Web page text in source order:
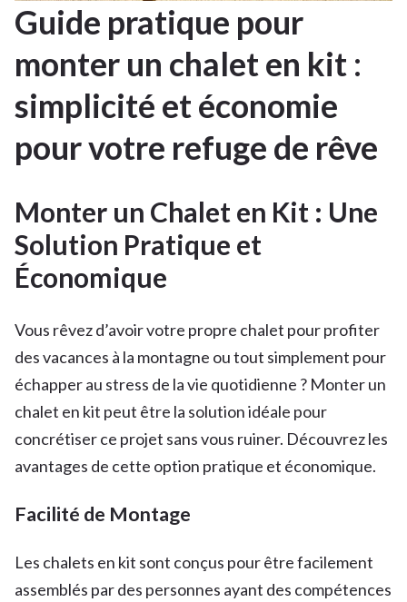
Guide pratique pour
monter un chalet en kit :
simplicité et économie
pour votre refuge de rêve
Monter un Chalet en Kit : Une
Solution Pratique et
Économique
Vous rêvez d’avoir votre propre chalet pour profiter
des vacances à la montagne ou tout simplement pour
échapper au stress de la vie quotidienne ? Monter un
chalet en kit peut être la solution idéale pour
concrétiser ce projet sans vous ruiner. Découvrez les
avantages de cette option pratique et économique.
Facilité de Montage
Les chalets en kit sont conçus pour être facilement
assemblés par des personnes ayant des compétences